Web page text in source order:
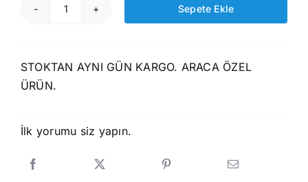
Rizline
2004-
Havuzlu
Sepete Ekle
STOKTAN AYNI GÜN KARGO. ARACA ÖZEL
ÜRÜN.
İlk yorumu siz yapın.